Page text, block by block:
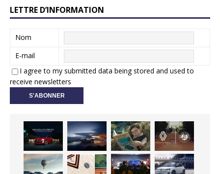
LETTRE D’INFORMATION
Nom
E-mail
I agree to my submitted data being stored and used to
receive newsletters